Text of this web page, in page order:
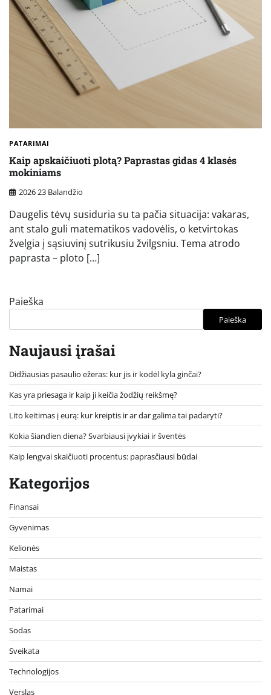
PATARIMAI
Kaip apskaičiuoti plotą? Paprastas gidas 4 klasės
mokiniams
2026 23 Balandžio
Daugelis tėvų susiduria su ta pačia situacija: vakaras,
ant stalo guli matematikos vadovėlis, o ketvirtokas
žvelgia į sąsiuvinį sutrikusiu žvilgsniu. Tema atrodo
paprasta – ploto […]
Paieška
Paieška
Naujausi įrašai
Didžiausias pasaulio ežeras: kur jis ir kodėl kyla ginčai?
Kas yra priesaga ir kaip ji keičia žodžių reikšmę?
Lito keitimas į eurą: kur kreiptis ir ar dar galima tai padaryti?
Kokia šiandien diena? Svarbiausi įvykiai ir šventės
Kaip lengvai skaičiuoti procentus: paprasčiausi būdai
Kategorijos
Finansai
Gyvenimas
Kelionės
Maistas
Namai
Patarimai
Sodas
Sveikata
Technologijos
Verslas